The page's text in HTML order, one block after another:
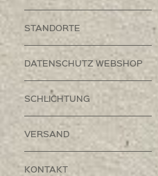
STANDORTE
DATENSCHUTZ WEBSHOP
SCHLICHTUNG
VERSAND
KONTAKT